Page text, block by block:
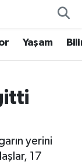
Yaşam
yerini
17